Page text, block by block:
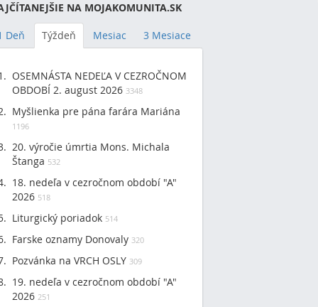
NA MOJAKOMUNITA.SK
Deň Týždeň Mesiac 3 Mesiace
OSEMNÁSTA NEDEĽA V CEZROČNOM
OBDOBÍ 2. august 2026 3348
Myšlienka pre pána farára Mariána
1196
20. výročie úmrtia Mons. Michala
Štanga 532
18. nedeľa v cezročnom období "A"
2026 518
Liturgický poriadok 514
Farske oznamy Donovaly 320
Pozvánka na VRCH OSLY 309
19. nedeľa v cezročnom období "A"
2026 251